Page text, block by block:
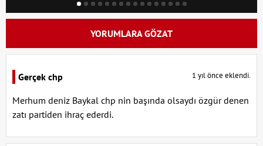
YORUMLARA GÖZAT
Gerçek chp 1 yıl önce eklendi.
Merhum deniz Baykal chp nin başında olsaydı özgür denen
zatı partiden ihraç ederdi.